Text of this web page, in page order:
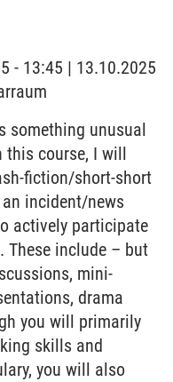
- 13:45 | 13.10.2025
something unusual
course, I will
fiction/short-short
incident/news
actively participate
These include – but
mini-
drama
you will primarily
skills and
you will also